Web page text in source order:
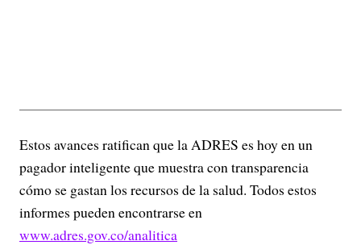
Estos avances ratifican que la ADRES es hoy en un
pagador inteligente que muestra con transparencia
cómo se gastan los recursos de la salud. Todos estos
informes pueden encontrarse en
www.adres.gov.co/analitica